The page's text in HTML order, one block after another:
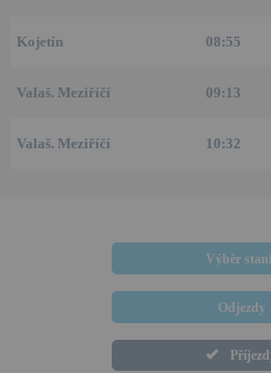
Kojetín 08:55
Valaš. Meziříčí 09:13
Valaš. Meziříčí 10:32
Výběr
Odjezdy